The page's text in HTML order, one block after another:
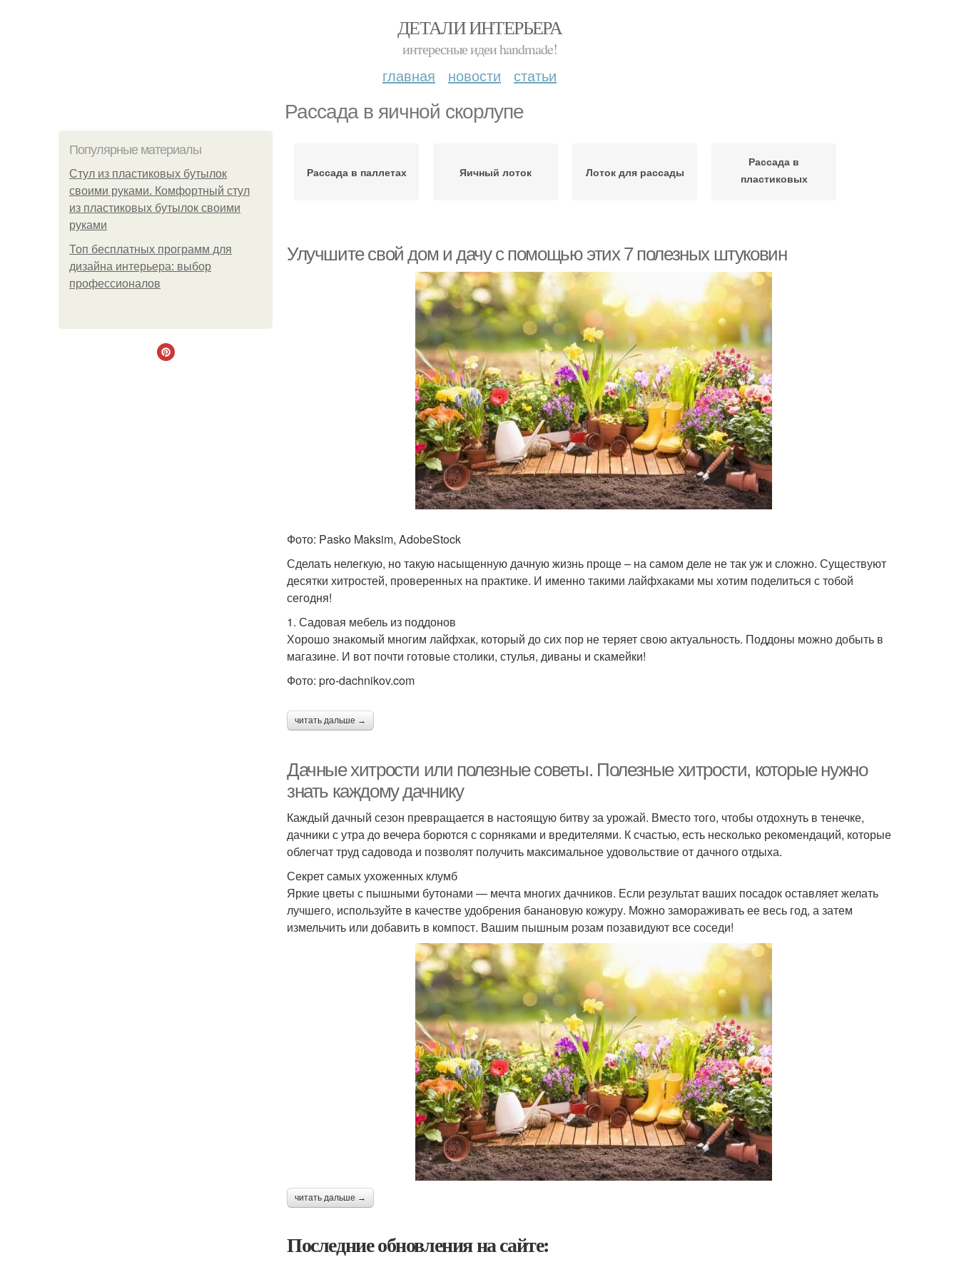
ДЕТАЛИ ИНТЕРЬЕРА
интересные идеи handmade!
главная новости статьи
Рассада в яичной скорлупе
Популярные материалы
Стул из пластиковых бутылок
своими руками. Комфортный стул
из пластиковых бутылок своими
руками
Топ бесплатных программ для
дизайна интерьера: выбор
профессионалов
Рассада в паллетах Яичный лоток Лоток для рассады
Рассада в
пластиковых
Улучшите свой дом и дачу с помощью этих 7 полезных штуковин
Фото: Pasko Maksim, AdobeStock
Сделать нелегкую, но такую насыщенную дачную жизнь проще – на самом деле не так уж и сложно. Существуют
десятки хитростей, проверенных на практике. И именно такими лайфхаками мы хотим поделиться с тобой
сегодня!
1. Садовая мебель из поддонов
Хорошо знакомый многим лайфхак, который до сих пор не теряет свою актуальность. Поддоны можно добыть в
магазине. И вот почти готовые столики, стулья, диваны и скамейки!
Фото: pro-dachnikov.com
читать дальше →
Дачные хитрости или полезные советы. Полезные хитрости, которые нужно
знать каждому дачнику
Каждый дачный сезон превращается в настоящую битву за урожай. Вместо того, чтобы отдохнуть в тенечке,
дачники с утра до вечера борются с сорняками и вредителями. К счастью, есть несколько рекомендаций, которые
облегчат труд садовода и позволят получить максимальное удовольствие от дачного отдыха.
Секрет самых ухоженных клумб
Яркие цветы с пышными бутонами — мечта многих дачников. Если результат ваших посадок оставляет желать
лучшего, используйте в качестве удобрения банановую кожуру. Можно замораживать ее весь год, а затем
измельчить или добавить в компост. Вашим пышным розам позавидуют все соседи!
читать дальше →
Последние обновления на сайте: